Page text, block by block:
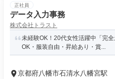
正社員
データ入力事務
株式会社トラスト
未経験OK！20代女性活躍中「完
OK・服装自由・昇給あり・賞...
京都府八幡市石清水八幡宮駅